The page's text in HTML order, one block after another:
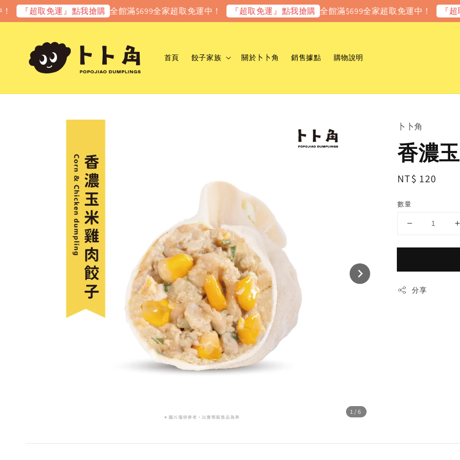
超取免運』點我搶購 全館滿$699全家超取免運中！ 『超取免運』點我搶購 全館滿$699全家超取免運中！ 『超取免
首頁 餃子家族 關於卜卜角 銷售據點 購物說明
1 /6
卜卜角
香濃
Regular
NT$ 120
數量
分享